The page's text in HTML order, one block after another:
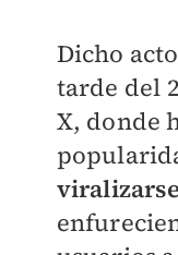
Dicho
tarde del
X, donde